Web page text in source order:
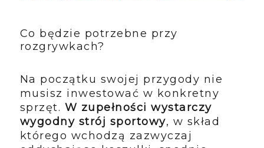
Co będzie potrzebne przy
rozgrywkach?
Na początku swojej przygody nie
musisz inwestować w konkretny
sprzęt. W zupełności wystarczy
wygodny strój sportowy, w skład
którego wchodzą zazwyczaj